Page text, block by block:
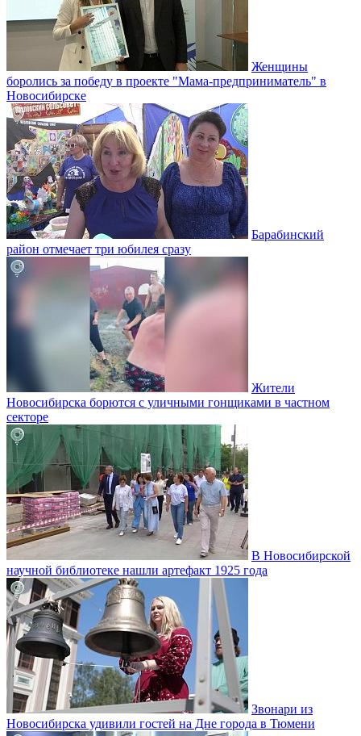
Женщины
боролись за победу в проекте "Мама-предприниматель" в
Новосибирске
Барабинский
район отмечает три юбилея сразу
Жители
Новосибирска борются с уличными гонщиками в частном
секторе
В Новосибирской
научной библиотеке нашли артефакт 1925 года
Звонари из
Новосибирска удивили гостей на Дне города в Тюмени